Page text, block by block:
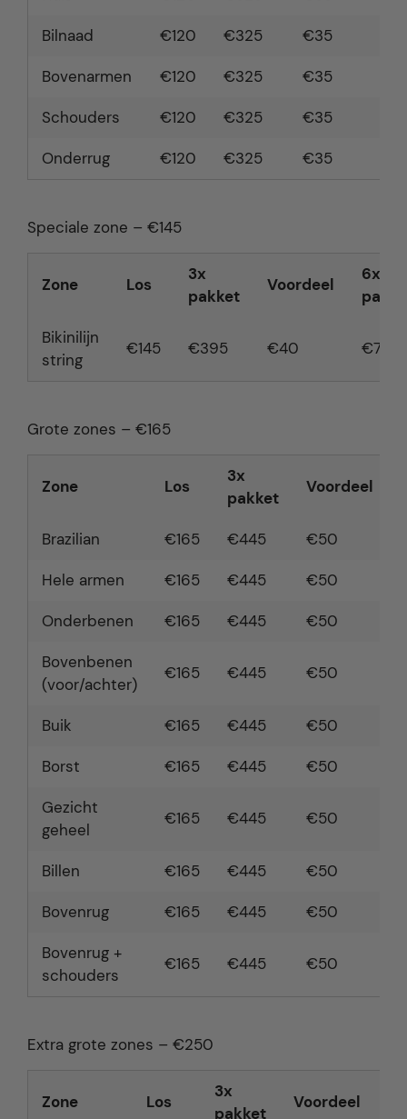
Bilnaad €120 €325 €35
Bovenarmen €120 €325 €35
Schouders €120 €325 €35
Onderrug €120 €325 €35
Speciale zone – €145
Zone Los
3x
pakket
Voordeel
6x
Bikinilijn
string
€145 €395 €40 €739
Grote zones – €165
Zone Los
3x
pakket
Voordeel
Brazilian €165 €445 €50
Hele armen €165 €445 €50
Onderbenen €165 €445 €50
Bovenbenen
(voor/achter)
€165 €445 €50
Buik €165 €445 €50
Borst €165 €445 €50
Gezicht
geheel
€165 €445 €50
Billen €165 €445 €50
Bovenrug €165 €445 €50
Bovenrug +
schouders
€165 €445 €50
Extra grote zones – €250
Zone Los
3x
pakket
Voordeel